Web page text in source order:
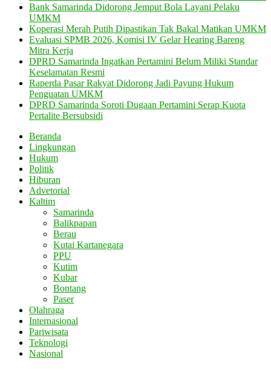
Bank Samarinda Didorong Jemput Bola Layani Pelaku
UMKM
Koperasi Merah Putih Dipastikan Tak Bakal Matikan UMKM
Evaluasi SPMB 2026, Komisi IV Gelar Hearing Bareng
Mitra Kerja
DPRD Samarinda Ingatkan Pertamini Belum Miliki Standar
Keselamatan Resmi
Raperda Pasar Rakyat Didorong Jadi Payung Hukum
Penguatan UMKM
DPRD Samarinda Soroti Dugaan Pertamini Serap Kuota
Pertalite Bersubsidi
Beranda
Lingkungan
Hukum
Politik
Hiburan
Advetorial
Kaltim
Samarinda
Balikpapan
Berau
Kutai Kartanegara
PPU
Kutim
Kubar
Bontang
Paser
Olahraga
Internasional
Pariwisata
Teknologi
Nasional